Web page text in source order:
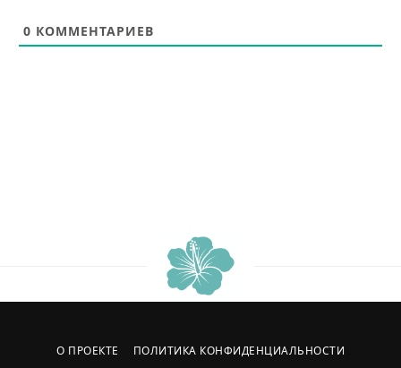
0 КОММЕНТАРИЕВ
О ПРОЕКТЕ ПОЛИТИКА КОНФИДЕНЦИАЛЬНОСТИ